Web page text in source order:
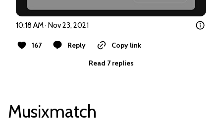
10:18 AM · Nov 23, 2021
167 Reply
Copy link
Read 7 replies
Musixmatch